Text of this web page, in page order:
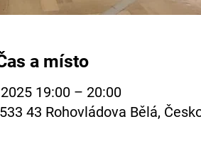
a místo
19:00 – 20:00
43 Rohovládova Bělá,